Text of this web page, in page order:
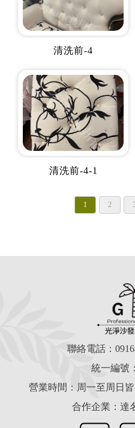
清洗前-4
清洗前-4-1
1 2
聯絡電話：
統一編號
營業時間：周一至周日
合作企業：達